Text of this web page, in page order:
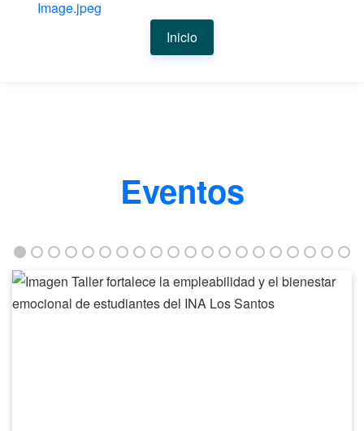
Image.jpeg
Inicio
Eventos
Taller
fortalece